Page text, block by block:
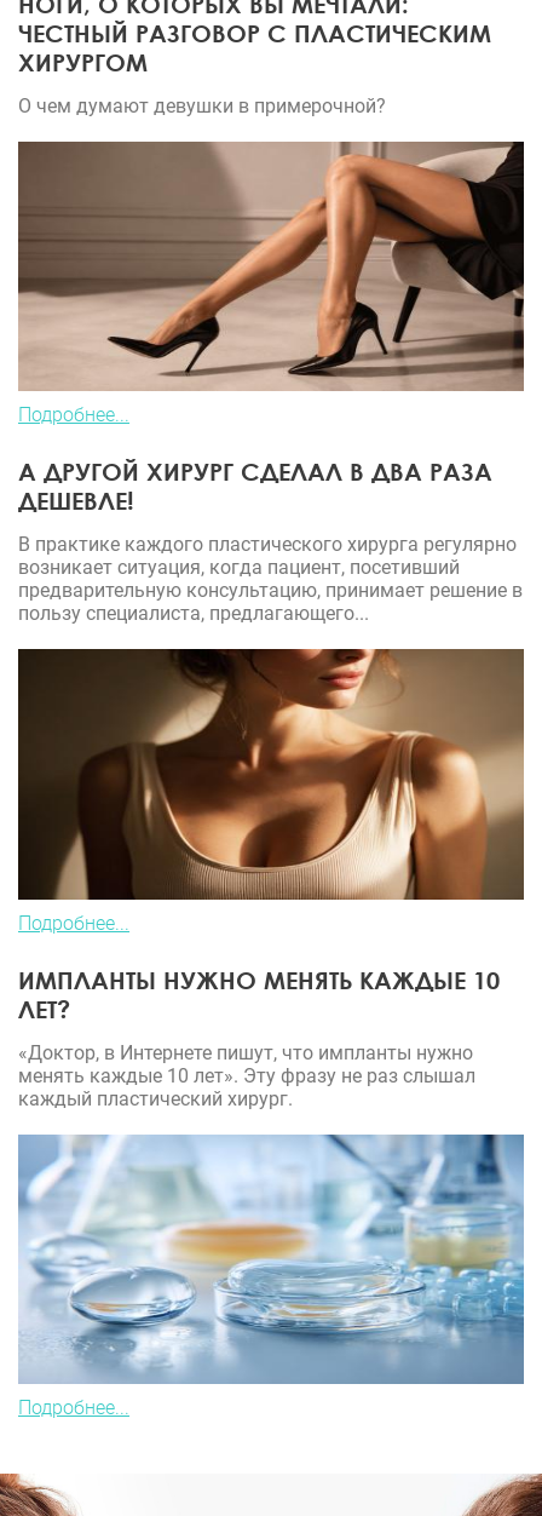
ЧЕСТНЫЙ РАЗГОВОР С ПЛАСТИЧЕСКИМ
ХИРУРГОМ
О чем думают девушки в примерочной?
Подробнее...
А ДРУГОЙ ХИРУРГ СДЕЛАЛ В ДВА РАЗА
ДЕШЕВЛЕ!
В практике каждого пластического хирурга регулярно
возникает ситуация, когда пациент, посетивший
предварительную консультацию, принимает решение в
пользу специалиста, предлагающего...
Подробнее...
ИМПЛАНТЫ НУЖНО МЕНЯТЬ КАЖДЫЕ 10
ЛЕТ?
«Доктор, в Интернете пишут, что импланты нужно
менять каждые 10 лет». Эту фразу не раз слышал
каждый пластический хирург.
Подробнее...